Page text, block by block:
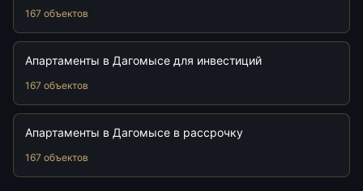
167 объектов
Апартаменты в Дагомысе для инвестиций
167 объектов
Апартаменты в Дагомысе в рассрочку
167 объектов